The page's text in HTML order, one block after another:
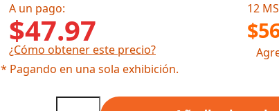
A un pago: 12
$47.97
¿Cómo obtener este precio?
* Pagando en una sola exhibición.